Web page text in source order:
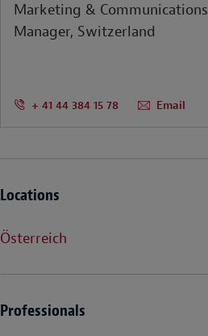
Marketing & Communications
Manager, Switzerland
+ 41 44 384 15 78 Email
Locations
Österreich
Professionals